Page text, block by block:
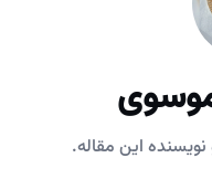
این مقاله.